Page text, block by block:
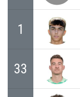
1
33